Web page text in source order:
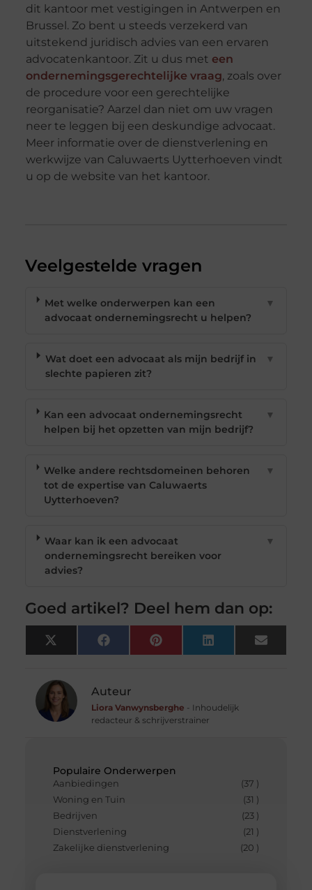
Populaire Onderwerpen
Aanbiedingen
(37 )
Woning en Tuin
(31 )
Bedrijven
(23 )
Dienstverlening
(21 )
Zakelijke dienstverlening
(20 )
dit kantoor met vestigingen in Antwerpen en
Brussel. Zo bent u steeds verzekerd van
uitstekend juridisch advies van een ervaren
advocatenkantoor. Zit u dus met een
ondernemingsgerechtelijke vraag, zoals over
de procedure voor een gerechtelijke
reorganisatie? Aarzel dan niet om uw vragen
neer te leggen bij een deskundige advocaat.
Meer informatie over de dienstverlening en
werkwijze van Caluwaerts Uytterhoeven vindt
u op de website van het kantoor.
Veelgestelde vragen
Met welke onderwerpen kan een
advocaat ondernemingsrecht u helpen?
▼
Wat doet een advocaat als mijn bedrijf in
slechte papieren zit?
▼
Kan een advocaat ondernemingsrecht
helpen bij het opzetten van mijn bedrijf?
▼
Welke andere rechtsdomeinen behoren
tot de expertise van Caluwaerts
Uytterhoeven?
▼
Waar kan ik een advocaat
ondernemingsrecht bereiken voor
advies?
▼
Goed artikel? Deel hem dan op:
X
(Twitter)
FacebookPinterest LinkedIn Email
Auteur
Liora Vanwynsberghe - Inhoudelijk
redacteur & schrijverstrainer